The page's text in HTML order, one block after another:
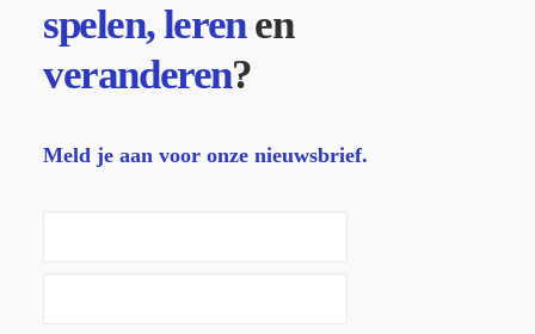
spelen, lerenen
veranderen?
Meld je aan voor onze nieuwsbrief.